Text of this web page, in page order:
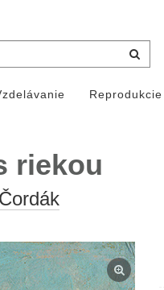
Reprodukcie
riekou